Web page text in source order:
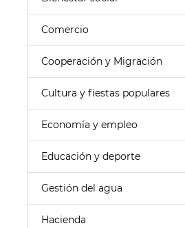
Comercio
Cooperación y Migración
Cultura y fiestas populares
Economía y empleo
Educación y deporte
Gestión del agua
Hacienda